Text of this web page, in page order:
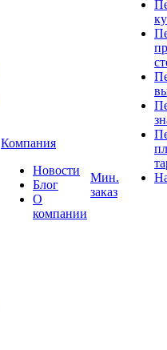
Компания
Новости
Блог
О
компании
Мин.
заказ